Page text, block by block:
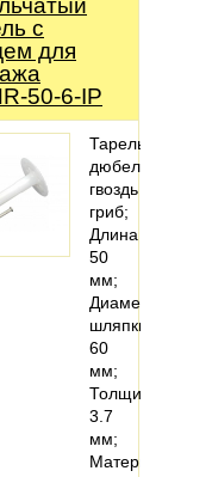
с
для
50-6-IP
Тарельчатый
дюбель
гвоздь
гриб;
Длина
50
мм;
Диаметр
шляпки
60
мм;
Толщина
3.7
мм;
Материал